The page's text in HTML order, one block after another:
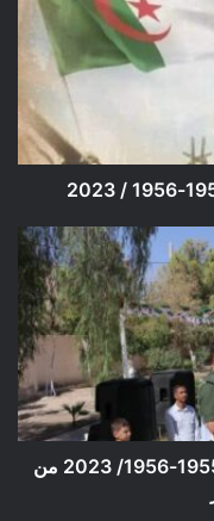
إحياء اليوم الوطني للمجاهد 20 أوت 1955-1956/ 2023 من